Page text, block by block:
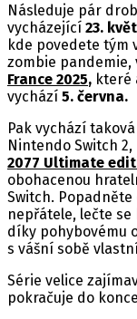
Následuje pár
vycházející 23.
kde povedete tým
zombie pandemie,
France 2025, které
vychází 5. června.
Pak vychází
Nintendo Switch
2077 Ultimate
obohacenou
Switch. Popadněte
nepřátele, lečte
díky pohybovému
s vášní sobě
Série velice
pokračuje do